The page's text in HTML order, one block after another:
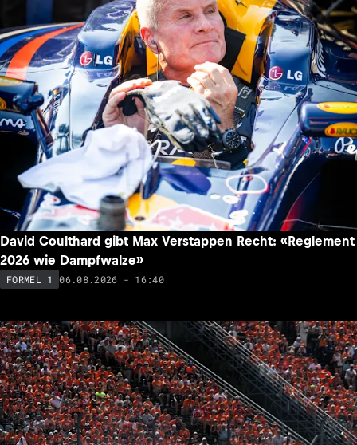
David Coulthard gibt Max Verstappen Recht: «Reglement
2026 wie Dampfwalze»
FORMEL 1 06.08.2026 - 16:40